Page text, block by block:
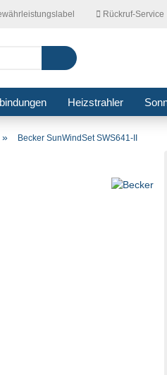
Rückruf-Service
Suche...
Heizstrahler
» Becker SunWindSet SWS641-II